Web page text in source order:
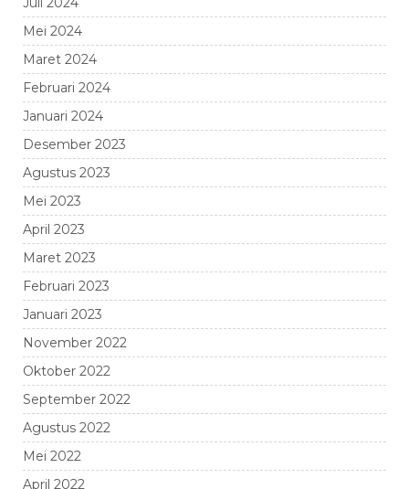
Mei 2024
Maret 2024
Februari 2024
Januari 2024
Desember 2023
Agustus 2023
Mei 2023
April 2023
Maret 2023
Februari 2023
Januari 2023
November 2022
Oktober 2022
September 2022
Agustus 2022
Mei 2022
April 2022